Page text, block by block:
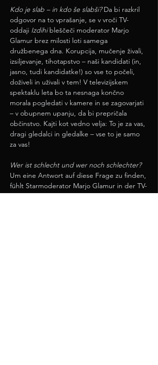
Kdo je slab – in kdo še slabši? Da bi razkril
odgovor na to vprašanje, se v vroči TV-
oddaji Izdihi bleščeči moderator Marjo
Glamur brez milosti loti samega
družbenega dna. Korupcija, mučenje živali,
izsiljevanje, tihotapstvo – naši kandidati (in,
jasno, tudi kandidatke!) so vse to počeli,
doživeli in uživali v tem! V televizijskem
spektaklu leta bo ta nesnaga končno
morala pogledati v kamere in se zagovarjati
– v obupnem upanju, da bi prepričala
občinstvo. Kajti kot vedno velja: To je za vas,
dragi gledalci in gledalke – vse to je samo
za vas!
Wer ist schlecht und wer noch schlechter?
Um eine Antwort auf diese Frage zu finden,
fühlt Starmoderator Marjo Glamur in der TV-
Sendung Izdihi (Ausatmen) dem Abschaum